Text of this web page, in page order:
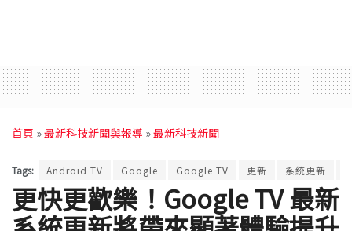
首頁 »最新科技新聞與報導 »最新科技新聞
Tags: Android TV Google Google TV 更新 系統更新
更快更歡樂！Google TV 最新